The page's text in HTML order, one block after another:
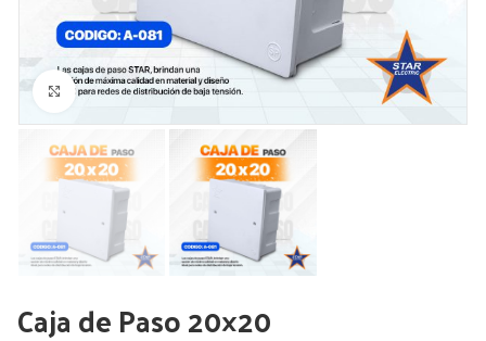
Haga Click para agrandar
Caja de Paso 20×20